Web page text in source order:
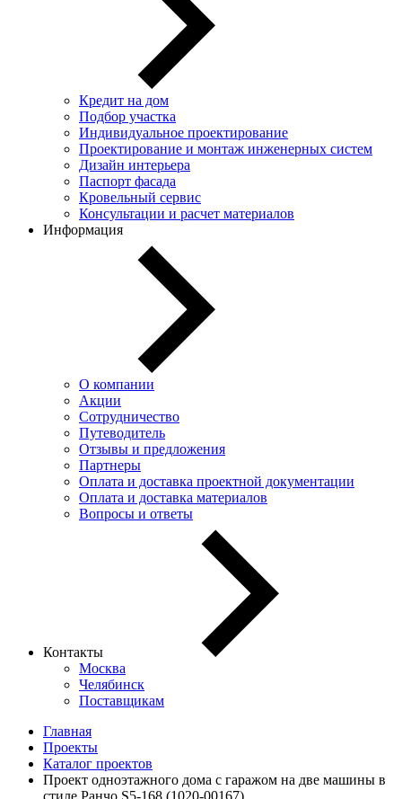
Кредит на дом
Подбор участка
Индивидуальное проектирование
Проектирование и монтаж инженерных систем
Дизайн интерьера
Паспорт фасада
Кровельный сервис
Консультации и расчет материалов
Информация
О компании
Акции
Сотрудничество
Путеводитель
Отзывы и предложения
Партнеры
Оплата и доставка проектной документации
Оплата и доставка материалов
Вопросы и ответы
Контакты
Москва
Челябинск
Поставщикам
Главная
Проекты
Каталог проектов
Проект одноэтажного дома с гаражом на две машины в
стиле Ранчо S5-168 (1020-00167)